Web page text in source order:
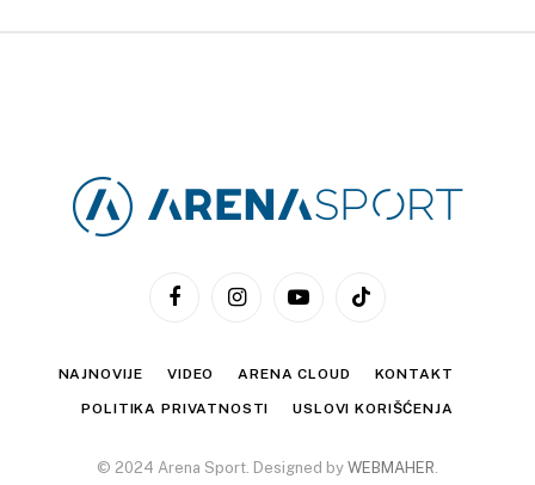
FacebookInstagramYouTubeTikTok
NAJNOVIJE VIDEO ARENA CLOUD KONTAKT
POLITIKA PRIVATNOSTI USLOVI KORIŠĆENJA
© 2024 Arena Sport. Designed by WEBMAHER.